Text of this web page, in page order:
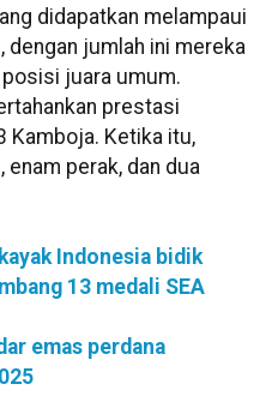
didapatkan melampaui
dengan jumlah ini mereka
juara umum.
prestasi
Kamboja. Ketika itu,
perak, dan dua
Indonesia bidik
13 medali SEA
emas perdana